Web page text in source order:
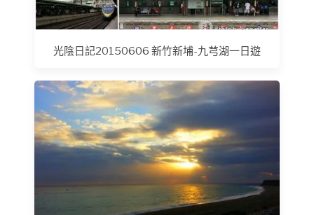
光陰日記20150606 新竹新埔-九芎湖一日遊